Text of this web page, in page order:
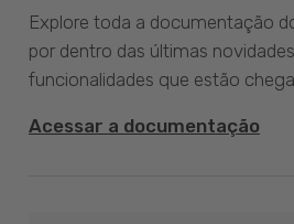
Explore toda a documentação
por dentro das últimas
funcionalidades que estão
Acessar a documentação